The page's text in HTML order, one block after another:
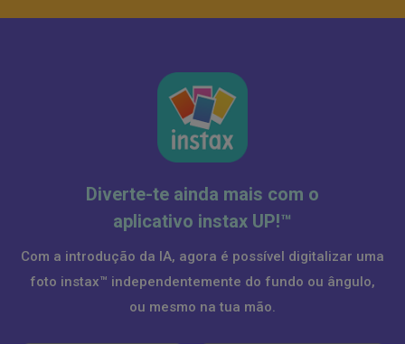
Diverte-te ainda mais com o
aplicativo instax UP!™
Com a introdução da IA, agora é possível digitalizar uma
foto instax™ independentemente do fundo ou ângulo,
ou mesmo na tua mão.